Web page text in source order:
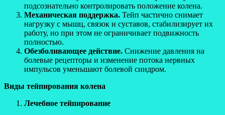
подсознательно контролировать положение колена.
Механическая поддержка. Тейп частично снимает
нагрузку с мышц, связок и суставов, стабилизирует их
работу, но при этом не ограничивает подвижность
полностью.
Обезболивающее действие. Снижение давления на
болевые рецепторы и изменение потока нервных
импульсов уменьшают болевой синдром.
Виды тейпирования колена
Лечебное тейпирование